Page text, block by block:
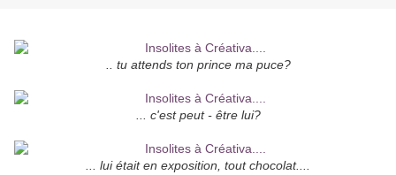
.. tu attends ton prince ma puce?
... c'est peut - être lui?
... lui était en exposition, tout chocolat....